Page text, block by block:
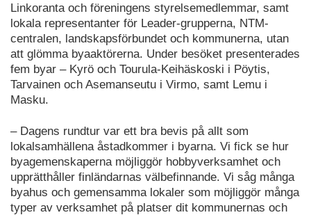
Linkoranta och föreningens styrelsemedlemmar, samt
lokala representanter för Leader-grupperna, NTM-
centralen, landskapsförbundet och kommunerna, utan
att glömma byaaktörerna. Under besöket presenterades
fem byar – Kyrö och Tourula-Keihäskoski i Pöytis,
Tarvainen och Asemanseutu i Virmo, samt Lemu i
Masku.
– Dagens rundtur var ett bra bevis på allt som
lokalsamhällena åstadkommer i byarna. Vi fick se hur
byagemenskaperna möjliggör hobbyverksamhet och
upprätthåller finländarnas välbefinnande. Vi såg många
byahus och gemensamma lokaler som möjliggör många
typer av verksamhet på platser dit kommunernas och